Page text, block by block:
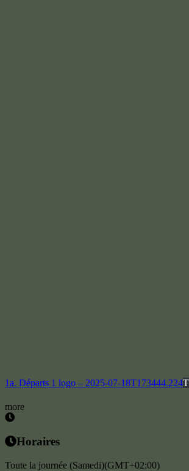
1a. Départs 1 logo – 2025-07-18T173444.224
more
Horaires
Toute la journée (Samedi)(GMT+02:00)